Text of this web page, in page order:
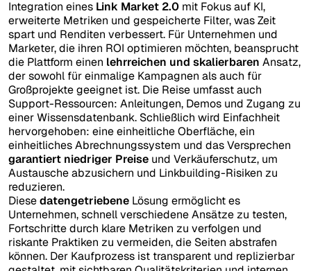
Integration eines Link Market 2.0 mit Fokus auf KI,
erweiterte Metriken und gespeicherte Filter, was Zeit
spart und Renditen verbessert. Für Unternehmen und
Marketer, die ihren ROI optimieren möchten, beansprucht
die Plattform einen lehrreichen und skalierbaren Ansatz,
der sowohl für einmalige Kampagnen als auch für
Großprojekte geeignet ist. Die Reise umfasst auch
Support-Ressourcen: Anleitungen, Demos und Zugang zu
einer Wissensdatenbank. Schließlich wird Einfachheit
hervorgehoben: eine einheitliche Oberfläche, ein
einheitliches Abrechnungssystem und das Versprechen
garantiert niedriger Preise und Verkäuferschutz, um
Austausche abzusichern und Linkbuilding-Risiken zu
reduzieren.
Diesedatengetriebene Lösung ermöglicht es
Unternehmen, schnell verschiedene Ansätze zu testen,
Fortschritte durch klare Metriken zu verfolgen und
riskante Praktiken zu vermeiden, die Seiten abstrafen
können. Der Kaufprozess ist transparent und replizierbar